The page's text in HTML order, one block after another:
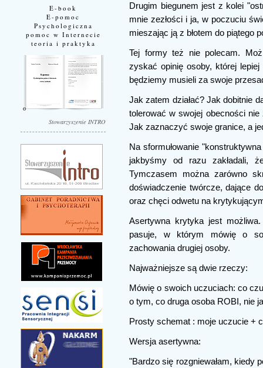
E-book
E-pomoc
Psychologiczna
pomoc w Internecie
teoria i praktyka
Stowarzyszenie INTRO
Drugim biegunem jest z kolei
mnie zezłości i ja, w poczuciu
mieszając ją z błotem do piątego
Tej formy też nie polecam.
zyskać opinię osoby, której
będziemy musieli za swoje
Jak zatem działać? Jak dobitnie
tolerować w swojej obecności
Jak zaznaczyć swoje granice, a
Na sformułowanie
jakbyśmy od razu zakładali,
Tymczasem można zarówno
doświadczenie twórcze, dające
oraz chęci odwetu na
Asertywna krytyka jest
pasuje, w którym mówię o
zachowania drugiej osoby.
Najważniejsze są dwie rzeczy:
Mówię o swoich uczuciach: co
o tym, co druga osoba ROBI, nie
Prosty schemat : moje uczucie +
Wersja asertywna:
"Bardzo się rozgniewałam, kiedy